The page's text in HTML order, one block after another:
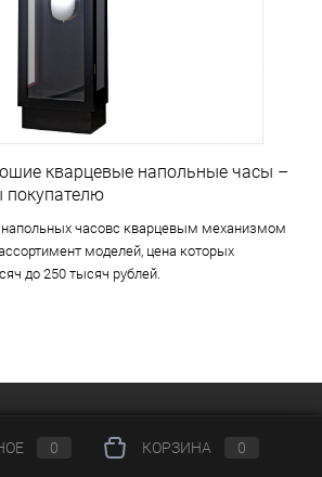
кварцевые напольные часы –
покупателю
часовс кварцевым механизмом
моделей, цена которых
до 250 тысяч рублей.
0 КОРЗИНА 0